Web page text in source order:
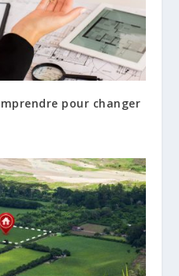
pour changer